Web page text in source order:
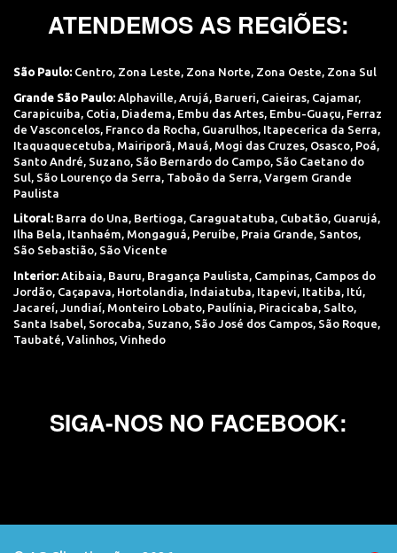
ATENDEMOS AS REGIÕES:
São Paulo: Centro, Zona Leste, Zona Norte, Zona Oeste, Zona Sul
Grande São Paulo: Alphaville Arujá Barueri Caieiras Cajamar,
Carapicuiba Cotia Diadema Embu das Artes Embu-Guaçu Ferraz
de Vasconcelos Franco da Rocha Guarulhos Itapecerica da Serra
Itaquaquecetuba Mairiporã Mauá Mogi das Cruzes Osasco Poá
Santo André Suzano São Bernardo do Campo São Caetano do
Sul São Lourenço da Serra Taboão da Serra Vargem Grande
Paulista
Litoral: Barra do Una, Bertioga, Caraguatatuba, Cubatão, Guarujá,
Ilha Bela, Itanhaém, Mongaguá, Peruíbe, Praia Grande, Santos,
São Sebastião, São Vicente
Interior: Atibaia Bauru Bragança Paulista Campinas Campos do
Jordão Caçapava Hortolandia Indaiatuba Itapevi Itatiba Itú
Jacareí
Jundiaí Monteiro Lobato Paulínia Piracicaba Salto
Santa Isabel Sorocaba Suzano São José dos Campos São Roque
Taubaté Valinhos Vinhedo
SIGA-NOS NO FACEBOOK: